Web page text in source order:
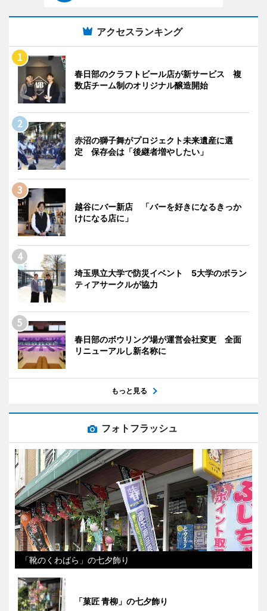
アクセスランキング
春日部のクラフトビール店が新サービス 複
数店チーム制のオリジナル醸造開始
赤沼の獅子舞がプロジェクト未来遺産に選
定 保存会は「後継者増やしたい」
越谷にバー新店 「バーを好きになるきっか
けになる店に」
埼玉県立大学で防災イベント 5大学のボラン
ティアサークルが協力
春日部のボウリング場が運営会社変更 全面
リニューアルし新名称に
もっと見る
フォトフラッシュ
「靴のくわばら」の七夕飾り
「菓匠 青柳」の七夕飾り